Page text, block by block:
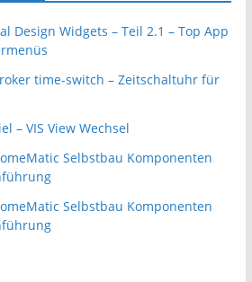
Design Widgets – Teil 2.1 – Top App
time-switch – Zeitschaltuhr für
– VIS View Wechsel
Selbstbau Komponenten
Selbstbau Komponenten